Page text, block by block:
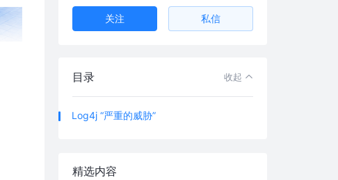
关注 私信
目录 收起
Log4j “严重的威胁”
精选内容